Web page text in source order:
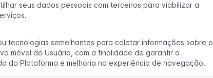
seus dados pessoais com terceiros para viabilizar a
tecnologias semelhantes para coletar informações sobre o
móvel do Usuário, com a finalidade de garantir o
da Plataforma e melhoria na experiência de navegação.